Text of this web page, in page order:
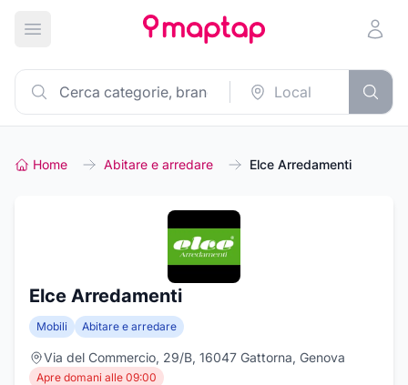
Apri menu principale
Home Abitare e arredare Elce Arredamenti
Elce Arredamenti
Mobili Abitare e arredare
Via del Commercio, 29/B, 16047 Gattorna, Genova
Apre domani alle 09:00